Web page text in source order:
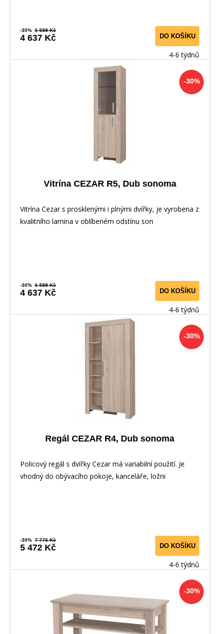
-30% 6 589 Kč
4 637 Kč DO KOŠÍKU
4-6 týdnů
-30%
Vitrína CEZAR R5, Dub sonoma
Vitrína Cezar s prosklenými i plnými dvířky, je vyrobena z
kvalitního lamina v oblíbeném odstínu son
-30% 6 589 Kč
4 637 Kč DO KOŠÍKU
4-6 týdnů
-30%
Regál CEZAR R4, Dub sonoma
Policový regál s dvířky Cezar má variabilní použití. Je
vhodný do obývacího pokoje, kanceláře, ložni
-30% 7 776 Kč
5 472 Kč DO KOŠÍKU
4-6 týdnů
-30%